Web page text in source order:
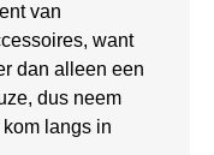
van
want
dan alleen een
dus neem
langs in